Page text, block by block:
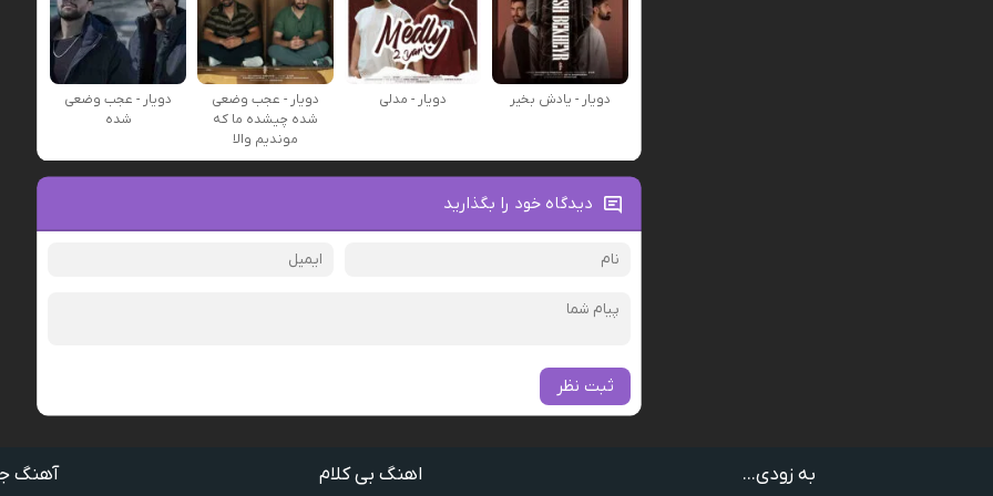
دویار - یادش بخیر دویار - مدلی
دویار - عجب وضعی
شده چیشده ما که
موندیم والا
دویار - عجب‌ وضعی
شده
دیدگاه خود را بگذارید
ثبت نظر
به زودی... اهنگ بی کلام آهنگ